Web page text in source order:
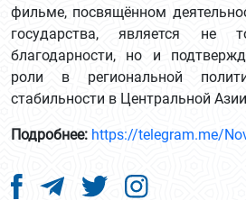
фильме, посвящённом
государства, является не
благодарности, но и
роли в региональной
стабильности в Центральной
Подробнее: https://telegram.me/